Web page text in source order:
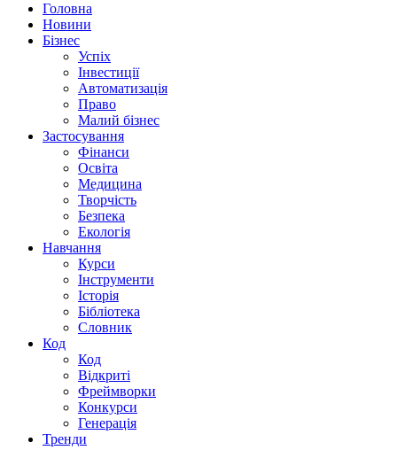
Головна
Новини
Бізнес
Успіх
Інвестиції
Автоматизація
Право
Малий бізнес
Застосування
Фінанси
Освіта
Медицина
Творчість
Безпека
Екологія
Навчання
Курси
Інструменти
Історія
Бібліотека
Словник
Код
Код
Відкриті
Фреймворки
Конкурси
Генерація
Тренди